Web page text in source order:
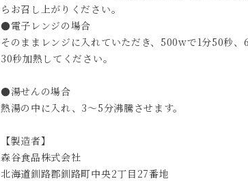
らお召し上がりください。
●電子レンジの場合
そのままレンジに入れていただき、500wで1分50秒、
30秒加熱してください。
●湯せんの場合
熱湯の中に入れ、3～5分沸騰させます。
【製造者】
森谷食品株式会社
北海道釧路郡釧路町中央2丁目27番地